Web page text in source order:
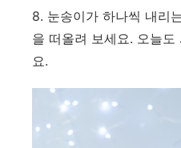
8. 눈송이가 하나씩 내리
을 떠올려 보세요. 오늘
요.